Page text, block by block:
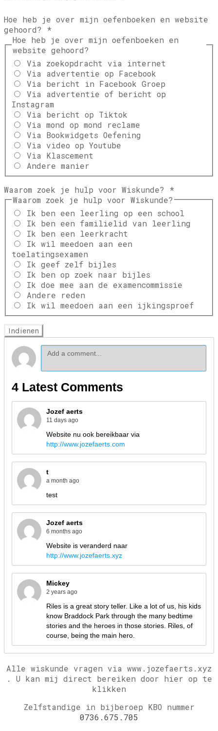
Hoe heb je over mijn oefenboeken en website
gehoord?
*
Hoe heb je over mijn oefenboeken en
website gehoord?
Via zoekopdracht via internet
Via advertentie op Facebook
Via bericht in Facebook Groep
Via advertentie of bericht op
Instagram
Via bericht op Tiktok
Via mond op mond reclame
Via Bookwidgets Oefening
Via video op Youtube
Via Klascement
Andere manier
Waarom zoek je hulp voor Wiskunde?
*
Waarom zoek je hulp voor Wiskunde?
Ik ben een leerling op een school
Ik ben een familielid van leerling
Ik ben een leerkracht
Ik wil meedoen aan een
toelatingsexamen
Ik geef zelf bijles
Ik ben op zoek naar bijles
Ik doe mee aan de examencommissie
Andere reden
Ik wil meedoen aan een ijkingsproef
Indienen
Alle wiskunde vragen via www.jozefaerts.xyz
. U kan mij direct bereiken door hier op te
klikken
Zelfstandige in bijberoep KBO nummer
0736.675.705